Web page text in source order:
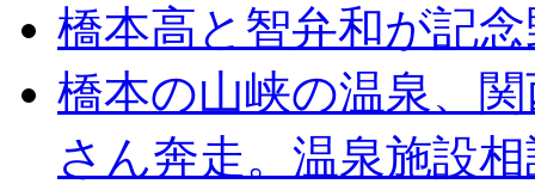
橋本高と智弁和が記
橋本の山峡の温泉、
さん奔走。温泉施設